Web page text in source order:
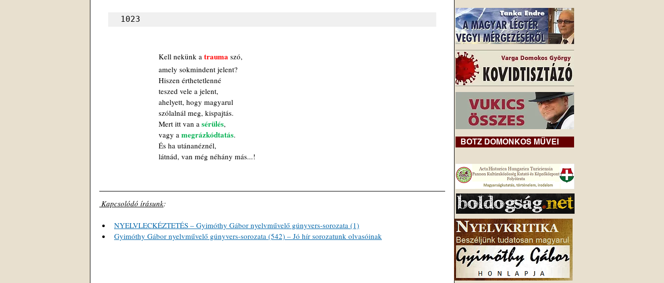
1023
Kell nekünk a trauma szó,
amely sokmindent jelent?
Hiszen érthetetlenné
teszed vele a jelent,
ahelyett, hogy magyarul
szólalnál meg, kispajtás.
Mert itt van a sérülés,
vagy a megrázkódtatás.
És ha utánanéznél,
látnád, van még néhány más...!
Kapcsolódó írásunk:
NYELVLECKÉZTETÉS – Gyimóthy Gábor nyelvművelő gúnyvers-sorozata (1)
Gyimóthy Gábor nyelvművelő gúnyvers-sorozata (542) – Jó hír sorozatunk olvasóinak
BOTZ DOMONKOS MŰVEI